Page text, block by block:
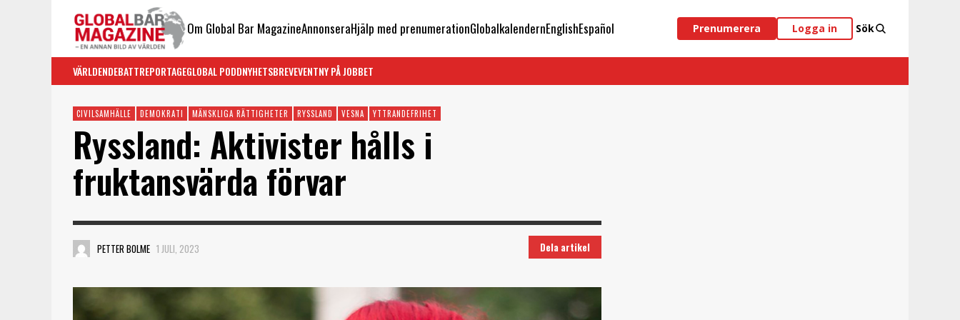
Om Global Bar MagazineAnnonseraHjälp med prenumerationGlobalkalendernEnglishEspañol Prenumerera Logga in Sök
VÄRLDENDEBATTREPORTAGEGLOBAL PODDNYHETSBREVEVENTNY PÅ JOBBET
CIVILSAMHÄLLE DEMOKRATI MÄNSKLIGA RÄTTIGHETER RYSSLAND VESNA YTTRANDEFRIHET
Ryssland: Aktivister hålls i
fruktansvärda förvar
PETTER BOLME 1 JULI, 2023 Dela artikel